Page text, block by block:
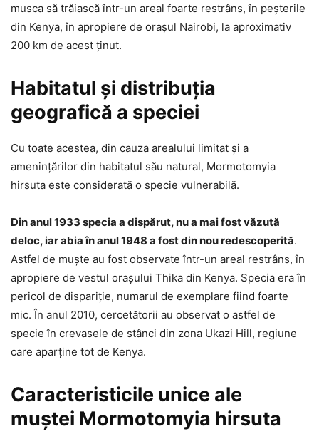
musca să trăiască într-un areal foarte restrâns, în peșterile
din Kenya, în apropiere de orașul Nairobi, la aproximativ
200 km de acest ținut.
Habitatul și distribuția
geografică a speciei
Cu toate acestea, din cauza arealului limitat și a
amenințărilor din habitatul său natural, Mormotomyia
hirsuta este considerată o specie vulnerabilă.
Din anul 1933 specia a dispărut, nu a mai fost văzută
deloc, iar abia în anul 1948 a fost din nou redescoperită.
Astfel de muște au fost observate într-un areal restrâns, în
apropiere de vestul orașului Thika din Kenya. Specia era în
pericol de dispariție, numarul de exemplare fiind foarte
mic. În anul 2010, cercetătorii au observat o astfel de
specie în crevasele de stânci din zona Ukazi Hill, regiune
care aparține tot de Kenya.
Caracteristicile unice ale
muștei Mormotomyia hirsuta